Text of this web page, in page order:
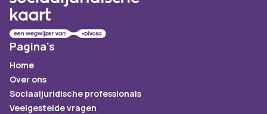
Pagina's
Home
Over ons
Sociaaljuridische professionals
Veelgestelde vragen